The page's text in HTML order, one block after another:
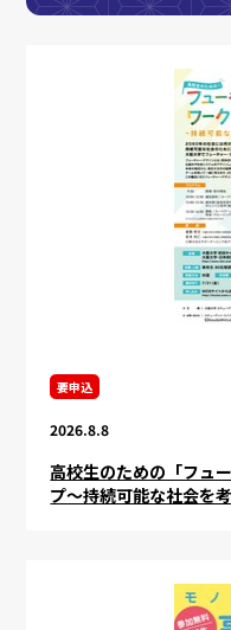
要申込
2026.8.8
高校生のための「フュ
プ～持続可能な社会を考